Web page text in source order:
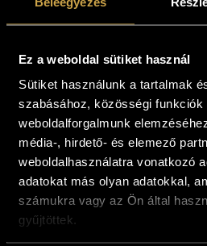
Ez a weboldal sütiket használ
Sütiket használunk a tartalmak
szabásához, közösségi
weboldalforgalmunk
média-, hirdető- és elemező
weboldalhasználatra vonatkozó
adatokat más olyan adatokkal,
számukra vagy az Ön által
gyűjtöttek.
Neogrády Antal -
Tűzben edzett